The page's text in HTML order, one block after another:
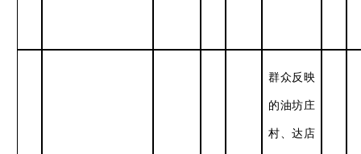
群众反映
的油坊庄
村、达店